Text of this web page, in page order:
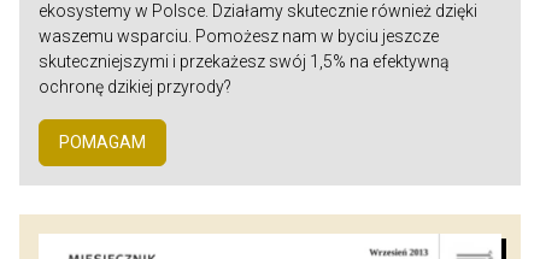
ekosystemy w Polsce. Działamy skutecznie również dzięki
waszemu wsparciu. Pomożesz nam w byciu jeszcze
skuteczniejszymi i przekażesz swój 1,5% na efektywną
ochronę dzikiej przyrody?
POMAGAM